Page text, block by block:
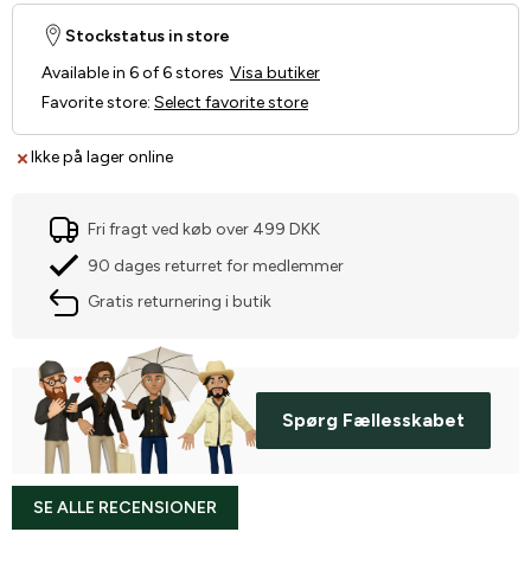
Ikke på lager online
Stockstatus in store
Available in 6 of 6 stores Visa butiker
Favorite store: Select favorite store
Fri fragt ved køb over 499 DKK
90 dages returret for medlemmer
Gratis returnering i butik
Spørg Fællesskabet
SE ALLE RECENSIONER